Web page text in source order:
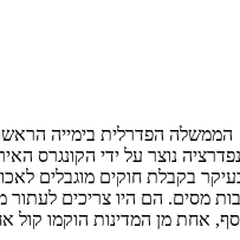
הממשלה הפדרלית בימייה
בקבלת חוקים מוגבלים
מסים. הם היו צריכים לעתור
אחת מן המדינות הוקמו קול